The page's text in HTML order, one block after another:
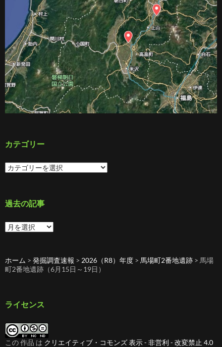
カテゴリー
カ
テ
ー
過去の記事
過
去
事
ホーム > 発掘調査速報 > 2026（R8）年度 > 馬場町2番地遺跡 > 馬場
町2番地遺跡（6月15日～19日）
ライセンス
この 作品 は クリエイティブ・コモンズ 表示 - 非営利 - 改変禁止 4.0